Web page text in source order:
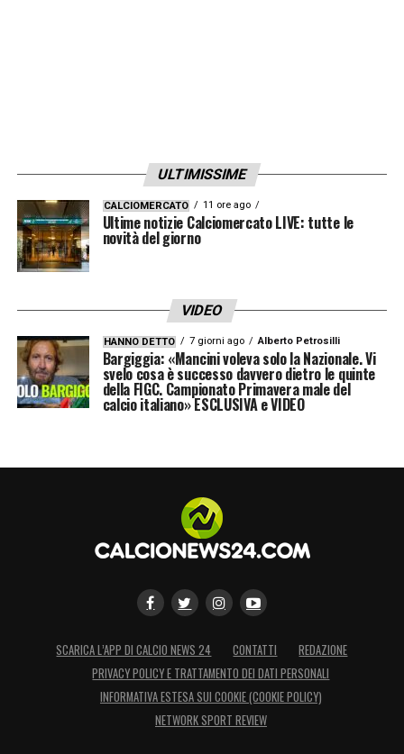
ULTIMISSIME
CALCIOMERCATO 11 ore ago
Ultime notizie Calciomercato LIVE: tutte le
novità del giorno
VIDEO
HANNO DETTO 7 giorni ago Alberto Petrosilli
Bargiggia: «Mancini voleva solo la Nazionale. Vi
svelo cosa è successo davvero dietro le quinte
della FIGC. Campionato Primavera male del
calcio italiano» ESCLUSIVA e VIDEO
SCARICA L’APP DI CALCIO NEWS 24 CONTATTI
REDAZIONE
PRIVACY POLICY E TRATTAMENTO DEI DATI PERSONALI
INFORMATIVA ESTESA SUI COOKIE (COOKIE POLICY)
NETWORK SPORT REVIEW